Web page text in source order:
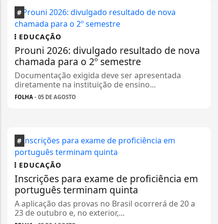
#
EDUCAÇÃO
Prouni 2026: divulgado resultado de nova
chamada para o 2º semestre
Documentação exigida deve ser apresentada
diretamente na instituição de ensino...
FOLHA - 05 DE AGOSTO
#
EDUCAÇÃO
Inscrições para exame de proficiência em
português terminam quinta
A aplicação das provas no Brasil ocorrerá de 20 a
23 de outubro e, no exterior,...